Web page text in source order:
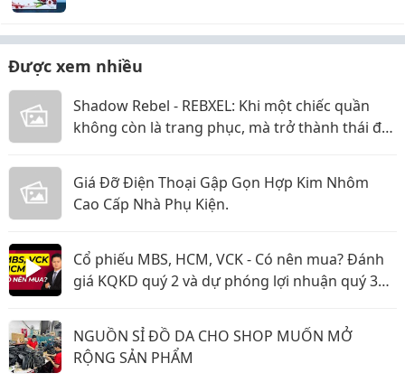
Được xem nhiều
Shadow Rebel - REBXEL: Khi một chiếc quần
không còn là trang phục, mà trở thành thái độ
Giá Đỡ Điện Thoại Gập Gọn Hợp Kim Nhôm
Cao Cấp Nhà Phụ Kiện.
Cổ phiếu MBS, HCM, VCK - Có nên mua? Đánh
giá KQKD quý 2 và dự phóng lợi nhuận quý 3
NGUỒN SỈ ĐỒ DA CHO SHOP MUỐN MỞ
RỘNG SẢN PHẨM